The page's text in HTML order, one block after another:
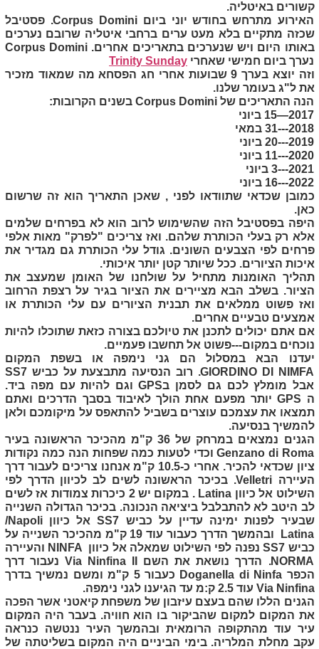
קשורים באיטליה.
האירוע מתרחש בחודש יוני ביום Corpus Domini. פסטיבל
שכזה מתקיים בלא מעט ערים ברחבי איטליה שרובם נערכים
באותו היום ויש שנערכים בתאריכים אחרים. Corpus Domini
נערך ביום חמישי שאחרי Trinity Sunday
וזה יוצא בערך 9 שבועות אחרי חג הפסחא מה שמאוד מזכיר
את ל"ג בעומר שלנו.
הנה התאריכים של Corpus Dominiבשנים הקרובות:
2017—15 ביוני
2018---31 במאי
2019---20 ביוני
2020---11 ביוני
2021---3 ביוני
2022---16 ביוני
כמובן שכדאי שתוודאו לפני , שאכן התאריך הוא זה שרשום
כאן.
היפה בפסטיבל הזה שהשימוש לרוב הוא לא בפרחים שלמים
אלא רק בעלי הכותרת שלהם. ואז צריכים "לפרק" מאות אלפי
פרחים לפי הצבעים השונים. גודל עלי הכותרת גם מגדיר את
איכות הציורים. ככל שיותר קטן יותר איכותי.
תהליך האומנות מתחיל על שולחנו של האומן שמעצב את
הציור. בשלב הבא מציירים את הציור בגיר על רצפת הרחוב
ואז פשוט ממלאים את תבנית הציורים עם עלי הכותרת או
אמצעים טבעיים אחרים.
אם אתם יכולים לתכנן את טיולכם בצורה כזאת שתוכלו להיות
נוכחים במקום---פשוט אל תחשבו פעמיים.
יעדנו הבא במסלול הם גני נימפה או בשפת המקום
GIORDINO DI NIMFA. רוב הנסיעה מתבצעת על כביש SS7
אבל מומלץ לכם גם לסמן בGPSוגם להיות עם מפה ביד.
ה GPSיותר מפעם אחת הולך לאיבוד בסבך הדרכים ואתם
תמצאו את עצמכם עוצרים בשביל להתאפס על מיקומכם ולאן
להמשיך בנסיעה.
הגנים נמצאים במרחק של 36 ק"מ מהכיכר הראשונה בעיר
Genzano di Romaוכדי לטעות כמה שפחות הנה כמה נקודות
ציון שכדאי להכיר. אחרי כ-10.5 ק"מ אנחנו צריכים לעבור דרך
העיירה Velletri. בכיכר הראשונה לשים לב לכיוון הדרך לפי
השילוט אל כיוון Latina
. במקום יש 2 כיכרות צמודות אז לשים
לב היטב לא להתבלבל ביציאה הנכונה. בכיכר הגדולה השנייה
שבעיר לפנות ימינה עדיין על כביש SS7אל כיוון Napoli
/
Latina
ובהמשך הדרך כעבור עוד 19 ק"מ מהכיכר השנייה על
כביש SS7נפנה לפי השילוט שמאלה אל כיוון NINFA והעיירה
NORMA. הדרך נושאת את השם Via Ninfina IIנעבור דרך
הכפר Doganella di Ninfa כעבור 5 ק"מ ומשם נמשיך בדרך
Via Ninfina עוד 2.5 ק:מ עד הגיענו לגני נימפה.
הגנים הללו שהם בעצם עיזבון של משפחת קיאטני אשר הפכה
את המקום למקום שהביקור בו הוא חוויה. בעבר היה המקום
עיר עוד מהתקופה הרומאית ובהמשך העיר ננטשה כנראה
עקב מחלת המלריה. בימי הביניים היה המקום בשליטתה של